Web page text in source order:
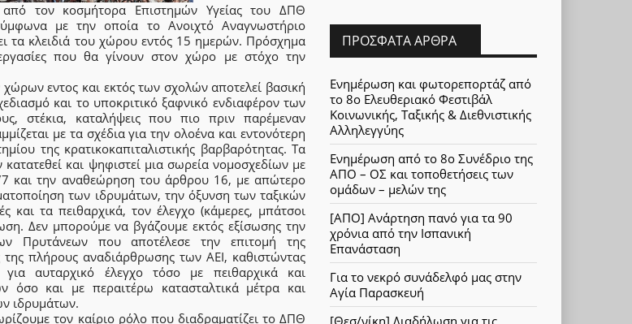
τον κοσμήτορα Επιστημών Υγείας του ΔΠΘ
με την οποία το Ανοιχτό Αναγνωστήριο
τα κλειδιά του χώρου εντός 15 ημερών. Πρόσχημα
που θα γίνουν στον χώρο με στόχο την
εντος και εκτός των σχολών αποτελεί βασική
και το υποκριτικό ξαφνικό ενδιαφέρον των
στέκια, καταλήψεις που πιο πριν παρέμεναν
με τα σχέδια για την ολοένα και εντονότερη
της κρατικοκαπιταλιστικής βαρβαρότητας. Τα
κατατεθεί και ψηφιστεί μια σωρεία νομοσχεδίων με
και την αναθεώρηση του άρθρου 16, με απώτερο
των ιδρυμάτων, την όξυνση των ταξικών
και τα πειθαρχικά, τον έλεγχο (κάμερες, μπάτσοι
Δεν μπορούμε να βγάζουμε εκτός εξίσωσης την
Πρυτάνεων που αποτέλεσε την επιτομή της
της πλήρους αναδιάρθρωσης των ΑΕΙ, καθιστώντας
αυταρχικό έλεγχο τόσο με πειθαρχικά και
όσο και με περαιτέρω κατασταλτικά μέτρα και
ιδρυμάτων.
τον καίριο ρόλο που διαδραματίζει το ΔΠΘ
ΠΡΌΣΦΑΤΑ ΆΡΘΡΑ
Ενημέρωση και φωτορεπορτάζ από
το 8ο Ελευθεριακό Φεστιβάλ
Κοινωνικής, Ταξικής & Διεθνιστικής
Αλληλεγγύης
Ενημέρωση από το 8ο Συνέδριο της
ΑΠΟ – ΟΣ και τοποθετήσεις των
ομάδων – μελών της
[ΑΠΟ] Ανάρτηση πανό για τα 90
χρόνια από την Ισπανική
Επανάσταση
Για το νεκρό συνάδελφό μας στην
Αγία Παρασκευή
[Θεσ/νίκη] Διαδήλωση για τις